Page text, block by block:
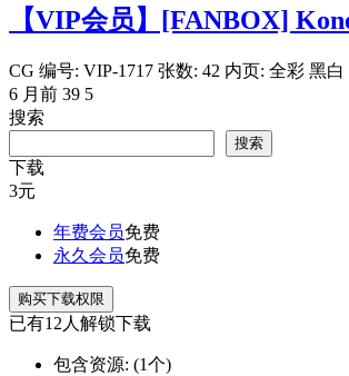
【VIP会员】[FANBOX]
CG 编号: VIP-1717 张数: 42 内页: 全彩 黑
6 月前 39 5
搜索
搜索
下载
3元
年费会员免费
永久会员免费
购买下载权限
已有12 人解锁下载
包含资源: (1个)